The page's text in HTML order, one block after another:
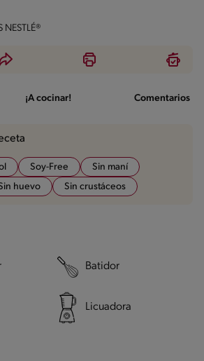
NESTLÉ®
¡A cocinar! Comentarios
Soy-Free
Sin maní
huevo Sin crustáceos
Batidor
Licuadora